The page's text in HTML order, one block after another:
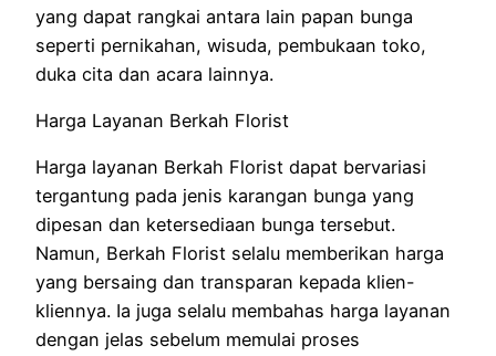
yang dapat rangkai antara lain papan bunga
seperti pernikahan, wisuda, pembukaan toko,
duka cita dan acara lainnya.
Harga Layanan Berkah Florist
Harga layanan Berkah Florist dapat bervariasi
tergantung pada jenis karangan bunga yang
dipesan dan ketersediaan bunga tersebut.
Namun, Berkah Florist selalu memberikan harga
yang bersaing dan transparan kepada klien-
kliennya. Ia juga selalu membahas harga layanan
dengan jelas sebelum memulai proses